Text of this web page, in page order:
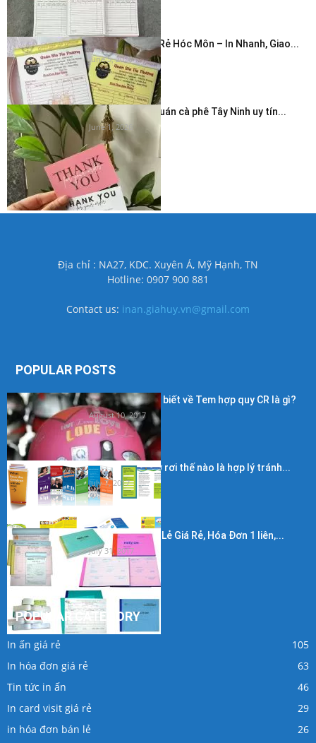
In Hóa Đơn Giá Rẻ Hóc Môn – In Nhanh, Giao...
June 5, 2026
In thẻ cảm ơn quán cà phê Tây Ninh uy tín...
June 1, 2026
Địa chỉ : NA27, KDC. Xuyên Á, Mỹ Hạnh, TN
Hotline: 0907 900 881
Contact us: inan.giahuy.vn@gmail.com
POPULAR POSTS
Những điều cần biết về Tem hợp quy CR là gì?
August 10, 2017
Kích thước in tờ rơi thế nào là hợp lý tránh...
July 7, 2017
In Hóa Đơn Bán Lẻ Giá Rẻ, Hóa Đơn 1 liên,...
July 31, 2017
POPULAR CATEGORY
In ấn giá rẻ
105
In hóa đơn giá rẻ
63
Tin tức in ấn
46
In card visit giá rẻ
29
in hóa đơn bán lẻ
26